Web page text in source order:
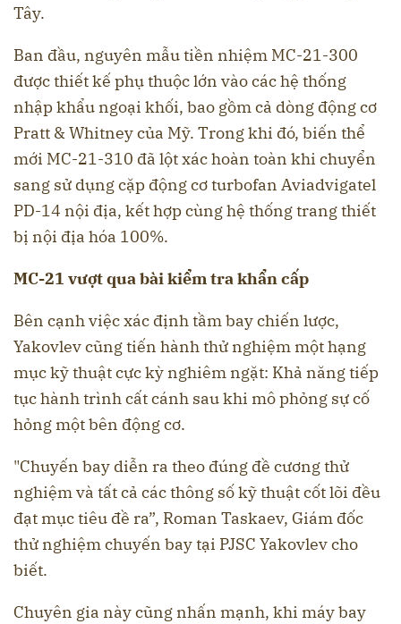
Tây.
Ban đầu, nguyên mẫu tiền nhiệm MC-21-300
được thiết kế phụ thuộc lớn vào các hệ thống
nhập khẩu ngoại khối, bao gồm cả dòng động cơ
Pratt & Whitney của Mỹ. Trong khi đó, biến thể
mới MC-21-310 đã lột xác hoàn toàn khi chuyển
sang sử dụng cặp động cơ turbofan Aviadvigatel
PD-14 nội địa, kết hợp cùng hệ thống trang thiết
bị nội địa hóa 100%.
MC-21 vượt qua bài kiểm tra khẩn cấp
Bên cạnh việc xác định tầm bay chiến lược,
Yakovlev cũng tiến hành thử nghiệm một hạng
mục kỹ thuật cực kỳ nghiêm ngặt: Khả năng tiếp
tục hành trình cất cánh sau khi mô phỏng sự cố
hỏng một bên động cơ.
"Chuyến bay diễn ra theo đúng đề cương thử
nghiệm và tất cả các thông số kỹ thuật cốt lõi đều
đạt mục tiêu đề ra”, Roman Taskaev, Giám đốc
thử nghiệm chuyến bay tại PJSC Yakovlev cho
biết.
Chuyên gia này cũng nhấn mạnh, khi máy bay